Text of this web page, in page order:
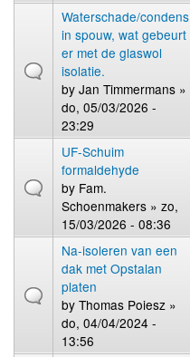
Waterschade/condens
in spouw, wat gebeurt
er met de glaswol
isolatie.
by Jan Timmermans »
do, 05/03/2026 -
23:29
UF-Schuim
formaldehyde
by Fam.
Schoenmakers » zo,
15/03/2026 - 08:36
Na-isoleren van een
dak met Opstalan
platen
by Thomas Poiesz »
do, 04/04/2024 -
13:56